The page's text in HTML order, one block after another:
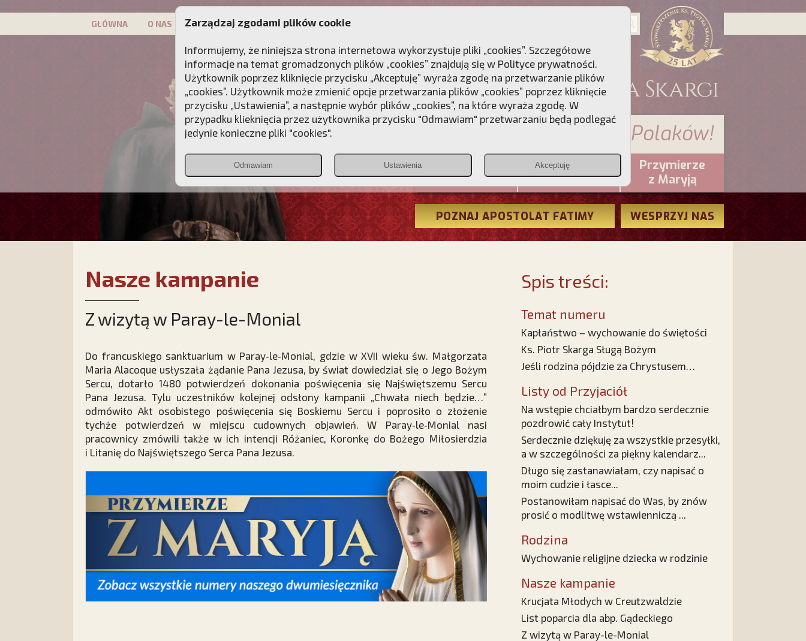
GŁÓWNA O NAS PATRON KAMPANIE DLA DUSZY
Przebudźmy sumienia Polaków!
Christiana
PCh24.pl
Przymierze
z Maryją
POZNAJ APOSTOLAT FATIMY WESPRZYJ NAS
Nasze kampanie
Z wizytą w Paray-le-Monial
Do francuskiego sanktuarium w Paray‑le‑Monial, gdzie w XVII wieku św. Małgorzata
Maria Alacoque usłyszała żądanie Pana Jezusa, by świat dowiedział się o Jego Bożym
Sercu, dotarło 1480 potwierdzeń dokonania poświęcenia się Najświętszemu Sercu
Pana Jezusa. Tylu uczestników kolejnej odsłony kampanii „Chwała niech będzie…”
odmówiło Akt osobistego poświęcenia się Boskiemu Sercu i poprosiło o złożenie
tychże potwierdzeń w miejscu cudownych objawień. W Paray‑le‑Monial nasi
pracownicy zmówili także w ich intencji Różaniec, Koronkę do Bożego Miłosierdzia
i Litanię do Najświętszego Serca Pana Jezusa.
Spis treści:
Temat numeru
Kapłaństwo – wychowanie do świętości
Ks. Piotr Skarga Sługą Bożym
Jeśli rodzina pójdzie za Chrystusem…
Listy od Przyjaciół
Na wstępie chciałbym bardzo serdecznie
pozdrowić cały Instytut!
Serdecznie dziękuję za wszystkie przesyłki,
a w szczególności za piękny kalendarz...
Długo się zastanawiałam, czy napisać o
moim cudzie i łasce...
Postanowiłam napisać do Was, by znów
prosić o modlitwę wstawienniczą ...
Rodzina
Wychowanie religijne dziecka w rodzinie
Nasze kampanie
Krucjata Młodych w Creutzwaldzie
List poparcia dla abp. Gądeckiego
Z wizytą w Paray-le-Monial
Zarządzaj zgodami plików cookie
Informujemy, że niniejsza strona internetowa wykorzystuje pliki „cookies”. Szczegółowe
informacje na temat gromadzonych plików „cookies” znajdują się w Polityce prywatności.
Użytkownik poprzez kliknięcie przycisku „Akceptuję” wyraża zgodę na przetwarzanie plików
„cookies”. Użytkownik może zmienić opcje przetwarzania plików „cookies” poprzez kliknięcie
przycisku „Ustawienia”, a następnie wybór plików „cookies”, na które wyraża zgodę. W
przypadku klieknięcia przez użytkownika przycisku "Odmawiam" przetwarzaniu będą podlegać
jedynie konieczne pliki "cookies".
Odmawiam Ustawienia Akceptuję